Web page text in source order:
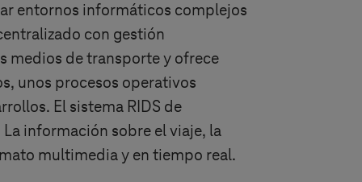
entornos informáticos complejos
con gestión
medios de transporte y ofrece
unos procesos operativos
El sistema RIDS de
información sobre el viaje, la
multimedia y en tiempo real.